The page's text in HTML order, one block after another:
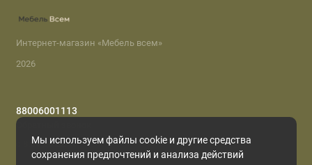
Мы используем файлы cookie и другие средства
сохранения предпочтений и анализа действий
Интернет-магазин «Мебель всем»
2026
88006001113
Обратный звонок
с 8.00 до 22.00